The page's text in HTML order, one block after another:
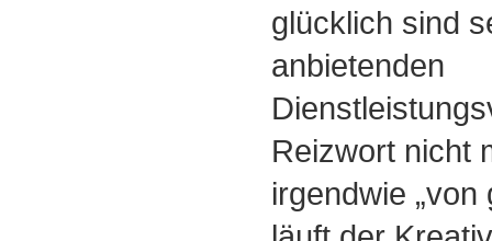
glücklich sind
anbietenden
Reizwort nicht
irgendwie „von